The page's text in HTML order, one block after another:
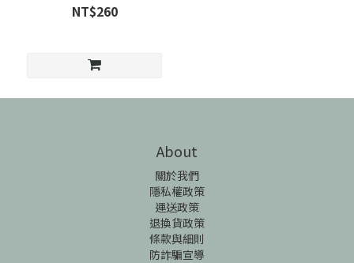
NT$260
About
關於我們
隱私權政策
運送政策
退換貨政策
條款與細則
防詐騙宣導